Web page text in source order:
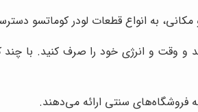
مکانی، به انواع قطعات لودر کوماتسو
و وقت و انرژی خود را صرف کنید. با
فروشگاه‌های سنتی ارائه می‌دهند.